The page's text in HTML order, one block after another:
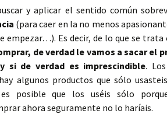
y aplicar el sentido común
(para caer en la no menos
empezar…). Es decir, de lo que se trata
de verdad le vamos a sacar el
si de verdad es imprescindible.
algunos productos que sólo
es posible que los uséis sólo
ahora seguramente no lo haríais.